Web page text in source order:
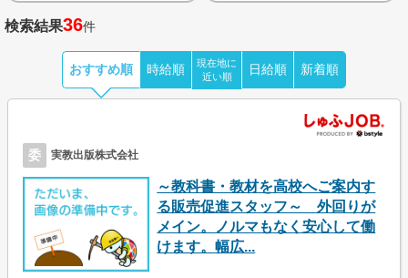
検索結果36件
おすすめ順 時給順
現在地に
近い順
日給順 新着順
委 実教出版株式会社
～教科書・教材を高校へご案内す
る販売促進スタッフ～ 外回りが
メイン。ノルマもなく安心して働
けます。幅広...